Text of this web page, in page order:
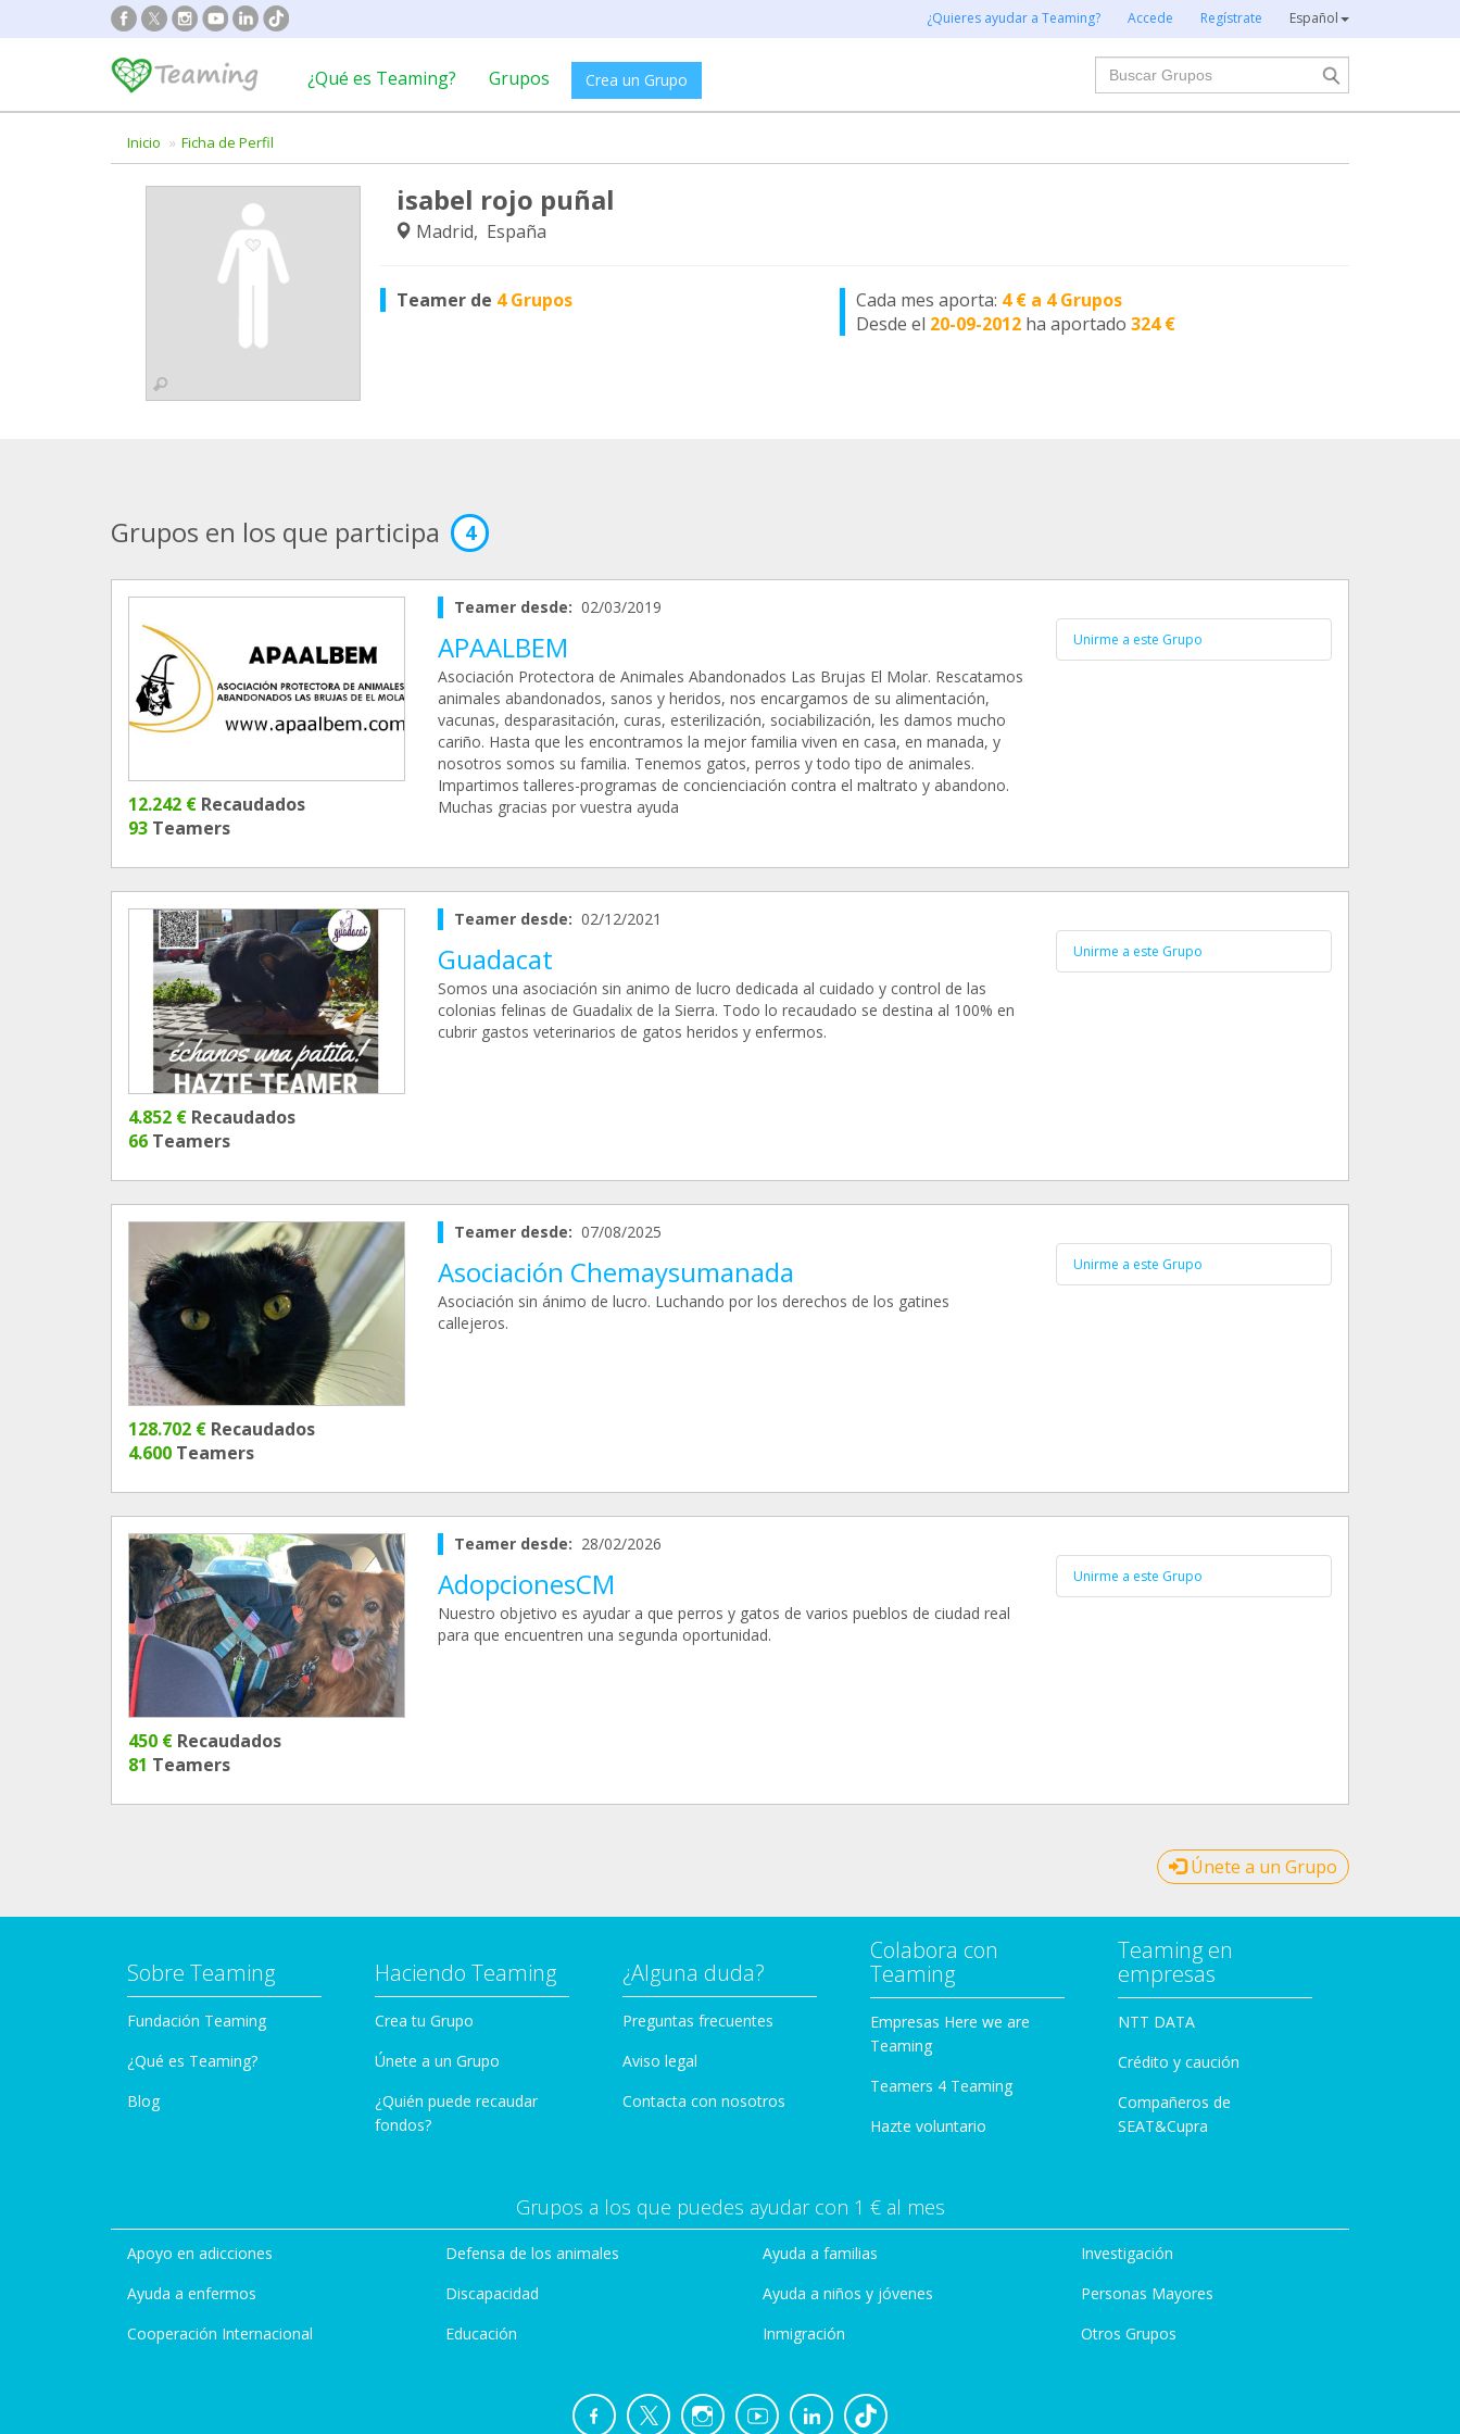
¿Quieres ayudar a Teaming? Accede Regístrate Español
¿Qué es Teaming? Grupos Crea un Grupo
Buscar
Inicio Ficha de Perfil
isabel rojo puñal
Madrid, España
Teamer de 4 Grupos Cada mes aporta: 4 € a 4 Grupos
Desde el 20-09-2012 ha aportado324 €
Grupos en los que participa 4
12.242 € Recaudados
93 Teamers
Teamer desde: 02/03/2019
APAALBEM
Asociación Protectora de Animales Abandonados Las Brujas El Molar. Rescatamos
animales abandonados, sanos y heridos, nos encargamos de su alimentación,
vacunas, desparasitación, curas, esterilización, sociabilización, les damos mucho
cariño. Hasta que les encontramos la mejor familia viven en casa, en manada, y
nosotros somos su familia. Tenemos gatos, perros y todo tipo de animales.
Impartimos talleres-programas de concienciación contra el maltrato y abandono.
Muchas gracias por vuestra ayuda
Unirme a este Grupo
4.852 € Recaudados
66 Teamers
Teamer desde: 02/12/2021
Guadacat
Somos una asociación sin animo de lucro dedicada al cuidado y control de las
colonias felinas de Guadalix de la Sierra. Todo lo recaudado se destina al 100% en
cubrir gastos veterinarios de gatos heridos y enfermos.
Unirme a este Grupo
128.702 € Recaudados
4.600 Teamers
Teamer desde: 07/08/2025
Asociación Chemaysumanada
Asociación sin ánimo de lucro. Luchando por los derechos de los gatines
callejeros.
Unirme a este Grupo
450 € Recaudados
81 Teamers
Teamer desde: 28/02/2026
AdopcionesCM
Nuestro objetivo es ayudar a que perros y gatos de varios pueblos de ciudad real
para que encuentren una segunda oportunidad.
Unirme a este Grupo
Únete a un Grupo
Sobre Teaming
Fundación Teaming
¿Qué es Teaming?
Blog
Haciendo Teaming
Crea tu Grupo
Únete a un Grupo
¿Quién puede recaudar
fondos?
¿Alguna duda?
Preguntas frecuentes
Aviso legal
Contacta con nosotros
Colabora con
Teaming
Empresas Here we are
Teaming
Teamers 4 Teaming
Hazte voluntario
Teaming en
empresas
NTT DATA
Crédito y caución
Compañeros de
SEAT&Cupra
Grupos a los que puedes ayudar con 1 € al mes
Apoyo en adicciones
Ayuda a enfermos
Cooperación Internacional
Defensa de los animales
Discapacidad
Educación
Ayuda a familias
Ayuda a niños y jóvenes
Inmigración
Investigación
Personas Mayores
Otros Grupos